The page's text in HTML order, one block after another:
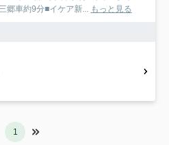
郷車約9分■イケア新... もっと見る
1